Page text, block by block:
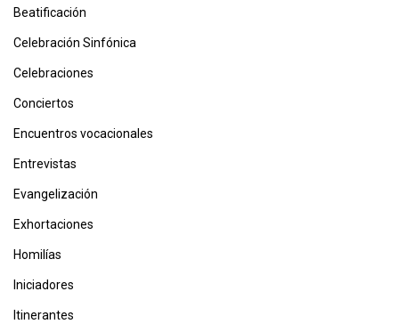
Beatificación
Celebración Sinfónica
Celebraciones
Conciertos
Encuentros vocacionales
Entrevistas
Evangelización
Exhortaciones
Homilías
Iniciadores
Itinerantes